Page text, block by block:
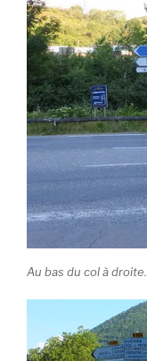
Au bas du col à droite.